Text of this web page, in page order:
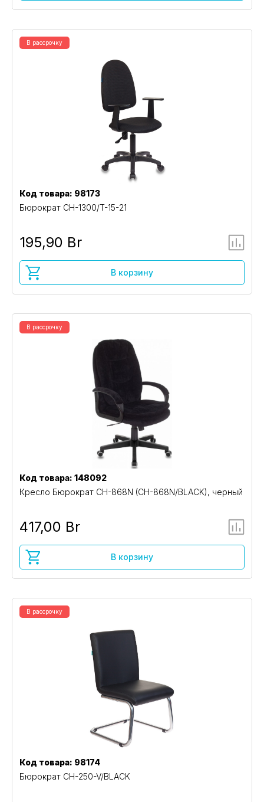
В рассрочку
Код товара: 98173
Бюрократ CH-1300/T-15-21
195,90 Br
В корзину
В рассрочку
Код товара: 148092
Кресло Бюрократ CH-868N (CH-868N/BLACK), черный
417,00 Br
В корзину
В рассрочку
Код товара: 98174
Бюрократ CH-250-V/BLACK